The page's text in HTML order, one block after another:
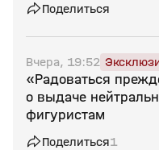
Поделиться
Вчера, 19:52
«Радоваться
о выдаче
фигуристам
Поделиться1